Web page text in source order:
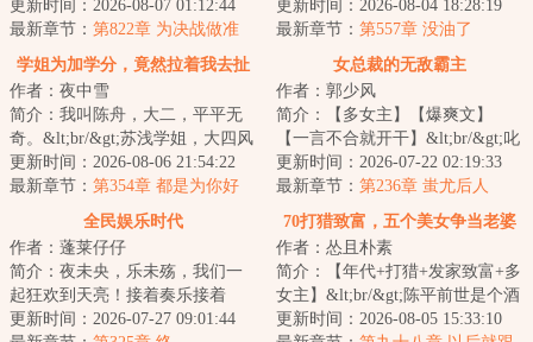
&lt;br/&gt;时雨下山，猛虎出笼，
凭借无上医术将...
更新时间：2026-08-07 01:12:44
最新章节： 第822章 为决战做准
备！
更新时间：2026-08-04 18:28:19
最新章节： 第557章 没油了
学姐为加学分，竟然拉着我去扯
作者：夜中雪
简介：我叫陈舟，大二，平平无
奇。&lt;br/&gt;苏浅学姐，大四风
云人物，我的“债主”上学期她帮我
搞定了...
更新时间：2026-08-06 21:54:22
最新章节： 第354章 都是为你好
女总裁的无敌霸主
作者：郭少风
简介：【多女主】【爆爽文】
【一言不合就开干】&lt;br/&gt;叱
咤全球的大佬林霄，因忘年之交
临终前所托，...
更新时间：2026-07-22 02:19:33
最新章节： 第236章 蚩尤后人
全民娱乐时代
作者：蓬莱仔仔
简介：夜未央，乐未殇，我们一
起狂欢到天亮！接着奏乐接着
舞，青春美好莫错付！全民娱乐
更新时间：2026-07-27 09:01:44
70打猎致富，五个美女争当老婆
作者：怂且朴素
简介：【年代+打猎+发家致富+多
女主】&lt;br/&gt;陈平前世是个酒
混子，硬生生拖垮全家，落到家
更新时间：2026-08-05 15:33:10